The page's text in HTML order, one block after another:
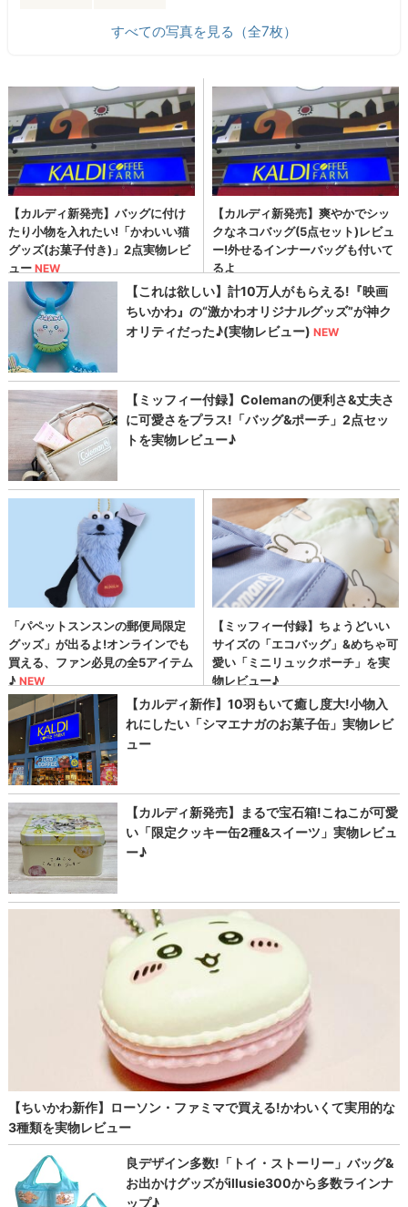
すべての写真を見る（全7枚）